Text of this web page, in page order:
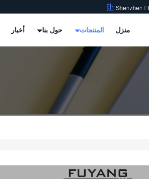
Shenzhen
منزل المنتجات حول بنا أخبار